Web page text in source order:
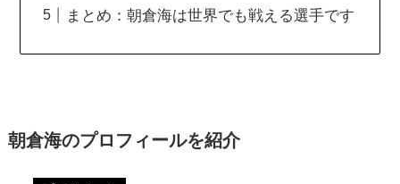
まとめ：朝倉海は世界でも戦える選手です
朝倉海のプロフィールを紹介